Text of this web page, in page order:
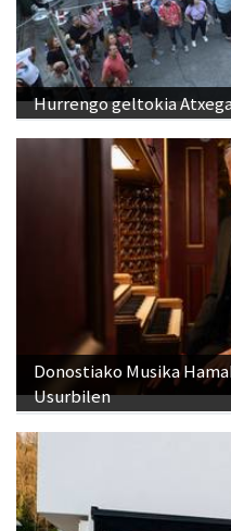
Hurrengo geltokia
Donostiako Musika
Usurbilen